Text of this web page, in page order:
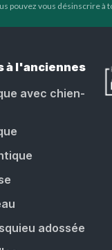
pouvez vous désinscrire à
à l'anciennes
avec chien-
adossée